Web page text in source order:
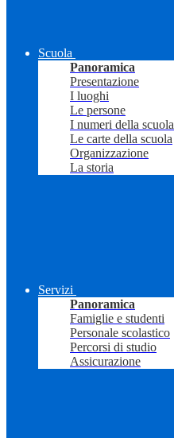
Scuola
Panoramica
Presentazione
I luoghi
Le persone
I numeri della scuola
Le carte della scuola
Organizzazione
La storia
Servizi
Panoramica
Famiglie e studenti
Personale scolastico
Percorsi di studio
Assicurazione